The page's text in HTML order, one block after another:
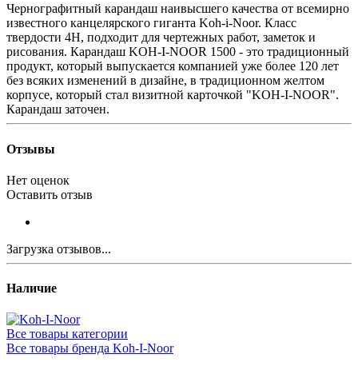
Чернографитный карандаш наивысшего качества от всемирно
известного канцелярского гиганта Koh-i-Noor. Класс
твердости 4H, подходит для чертежных работ, заметок и
рисования. Карандаш KOH-I-NOOR 1500 - это традиционный
продукт, который выпускается компанией уже более 120 лет
без всяких изменений в дизайне, в традиционном желтом
корпусе, который стал визитной карточкой "KOH-I-NOOR".
Карандаш заточен.
Отзывы
Нет оценок
Оставить отзыв
Загрузка отзывов...
Наличие
Все товары категории
Все товары бренда Koh-I-Noor